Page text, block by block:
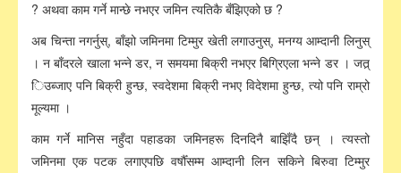
? अथवा काम गर्ने मान्छे नभएर जमिन त्यतिकै बँझिएको छ ?
अब चिन्ता नगर्नुस्, बाँझो जमिनमा टिम्मुर खेती लगाउनुस्, मनग्य आम्दानी लिनुस्
। न बाँदरले खाला भन्ने डर, न समयमा बिक्री नभएर बिग्रिएला भन्ने डर । जत्र्
िउब्जाए पनि बिक्री हुन्छ, स्वदेशमा बिक्री नभए विदेशमा हुन्छ, त्यो पनि राम्रो
मूल्यमा ।
काम गर्ने मानिस नहुँदा पहाडका जमिनहरू दिनदिनै बाझिँदै छन् । त्यस्तो
जमिनमा एक पटक लगाएपछि वर्षौँसम्म आम्दानी लिन सकिने बिरुवा टिम्मुर